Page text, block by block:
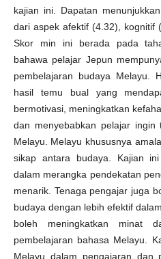
kajian ini. Dapatan
dari aspek afektif (4.32), kognitif
Skor min ini berada pada
bahawa pelajar Jepun
pembelajaran budaya Melayu.
hasil temu bual yang
bermotivasi, meningkatkan
dan menyebabkan pelajar ingin
Melayu. Melayu khususnya
sikap antara budaya. Kajian
dalam merangka pendekatan
menarik. Tenaga pengajar juga
budaya dengan lebih efektif
boleh meningkatkan minat
pembelajaran bahasa Melayu.
Melayu dalam pengajaran dan